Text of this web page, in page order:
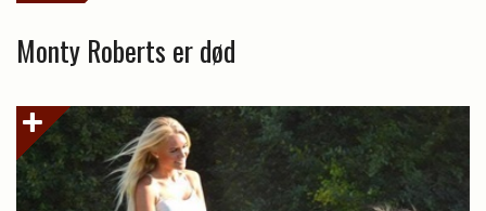
Monty Roberts er død